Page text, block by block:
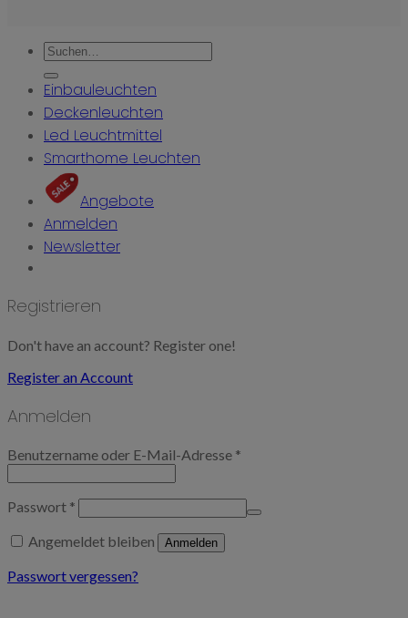
Suchen
nach:
Einbauleuchten
Deckenleuchten
Led Leuchtmittel
Smarthome Leuchten
Angebote
Anmelden
Newsletter
Registrieren
Don't have an account? Register one!
Register an Account
Anmelden
Benutzername oder E-Mail-Adresse *
Passwort *
Angemeldet bleiben
Anmelden
Passwort vergessen?